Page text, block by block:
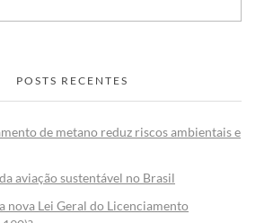
POSTS RECENTES
de metano reduz riscos ambientais e
aviação sustentável no Brasil
nova Lei Geral do Licenciamento